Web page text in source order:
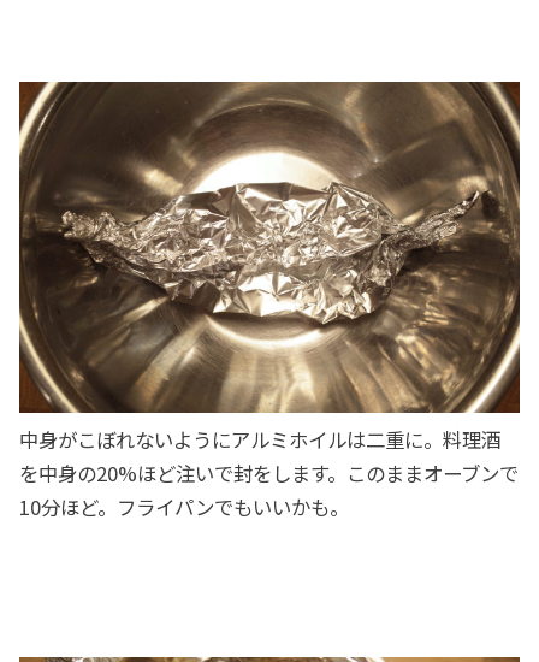
中身がこぼれないようにアルミホイルは二重に。料理酒
を中身の20%ほど注いで封をします。このままオーブンで
10分ほど。フライパンでもいいかも。